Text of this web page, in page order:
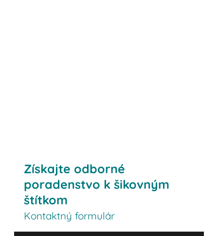
Získajte odborné
poradenstvo k šikovným
štítkom
Kontaktný formulár